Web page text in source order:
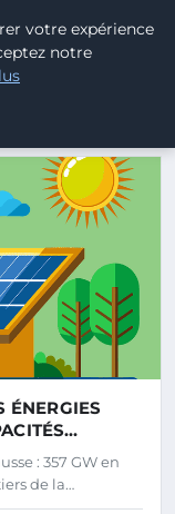
ÉNERGIES
À
: 357 GW en
de la…
votre expérience
notre